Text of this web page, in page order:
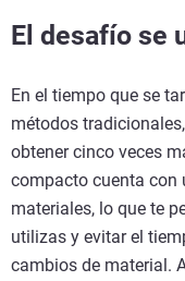
El desafío se
En el tiempo que se
métodos
obtener cinco veces
compacto cuenta con
materiales, lo que te
utilizas y evitar el
cambios de material.